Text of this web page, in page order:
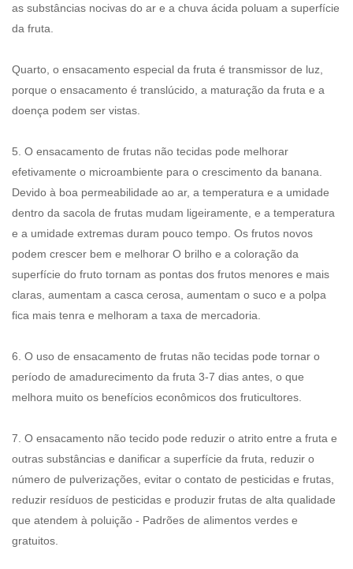
as substâncias nocivas do ar e a chuva ácida poluam a superfície
da fruta.
Quarto, o ensacamento especial da fruta é transmissor de luz,
porque o ensacamento é translúcido, a maturação da fruta e a
doença podem ser vistas.
5. O ensacamento de frutas não tecidas pode melhorar
efetivamente o microambiente para o crescimento da banana.
Devido à boa permeabilidade ao ar, a temperatura e a umidade
dentro da sacola de frutas mudam ligeiramente, e a temperatura
e a umidade extremas duram pouco tempo. Os frutos novos
podem crescer bem e melhorar O brilho e a coloração da
superfície do fruto tornam as pontas dos frutos menores e mais
claras, aumentam a casca cerosa, aumentam o suco e a polpa
fica mais tenra e melhoram a taxa de mercadoria.
6. O uso de ensacamento de frutas não tecidas pode tornar o
período de amadurecimento da fruta 3-7 dias antes, o que
melhora muito os benefícios econômicos dos fruticultores.
7. O ensacamento não tecido pode reduzir o atrito entre a fruta e
outras substâncias e danificar a superfície da fruta, reduzir o
número de pulverizações, evitar o contato de pesticidas e frutas,
reduzir resíduos de pesticidas e produzir frutas de alta qualidade
que atendem à poluição - Padrões de alimentos verdes e
gratuitos.